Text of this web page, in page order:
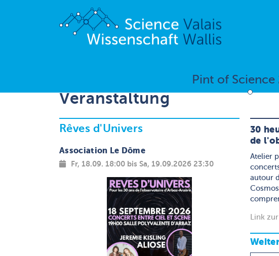
Pint of Science
Veranstaltung
Rêves d'Univers
Association Le Dôme
Fr, 18.09. 18:00 bis Sa, 19.09.2026 23:30
30
de
Atelier
autour
Link